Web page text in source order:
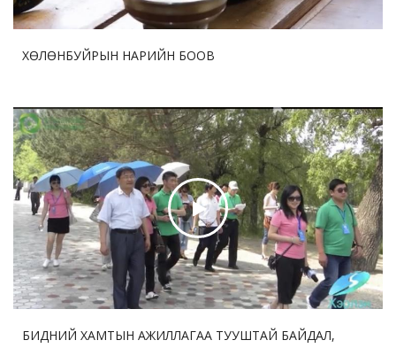
ХӨЛӨНБУЙРЫН НАРИЙН БООВ
БИДНИЙ ХАМТЫН АЖИЛЛАГАА ТУУШТАЙ БАЙДАЛ,